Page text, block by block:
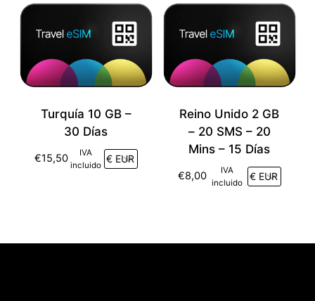
Turquía 10 GB –
30 Días
€15,50
IVA
incluido
Reino Unido 2 GB
– 20 SMS – 20
Mins – 15 Días
€8,00
IVA
incluido